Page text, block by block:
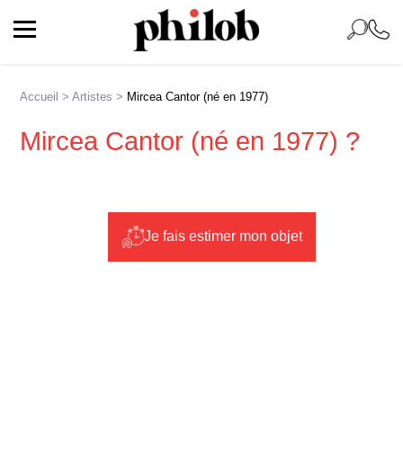
Accueil >Artistes > Mircea Cantor (né en 1977)
Mircea Cantor (né en 1977) ?
Je fais estimer mon objet